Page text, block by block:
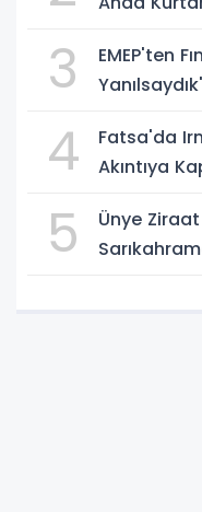
3
EMEP'ten
4
Fatsa'da
Akıntıya
5
Ünye Ziraat